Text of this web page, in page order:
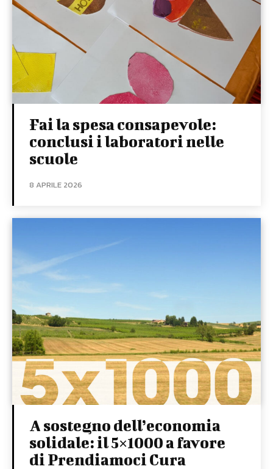
Fai la spesa consapevole:
conclusi i laboratori nelle
scuole
8 APRILE 2026
A sostegno dell’economia
solidale: il 5×1000 a favore
di Prendiamoci Cura